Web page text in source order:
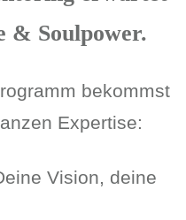
& Soulpower.
bekommst
Expertise:
Vision, deine